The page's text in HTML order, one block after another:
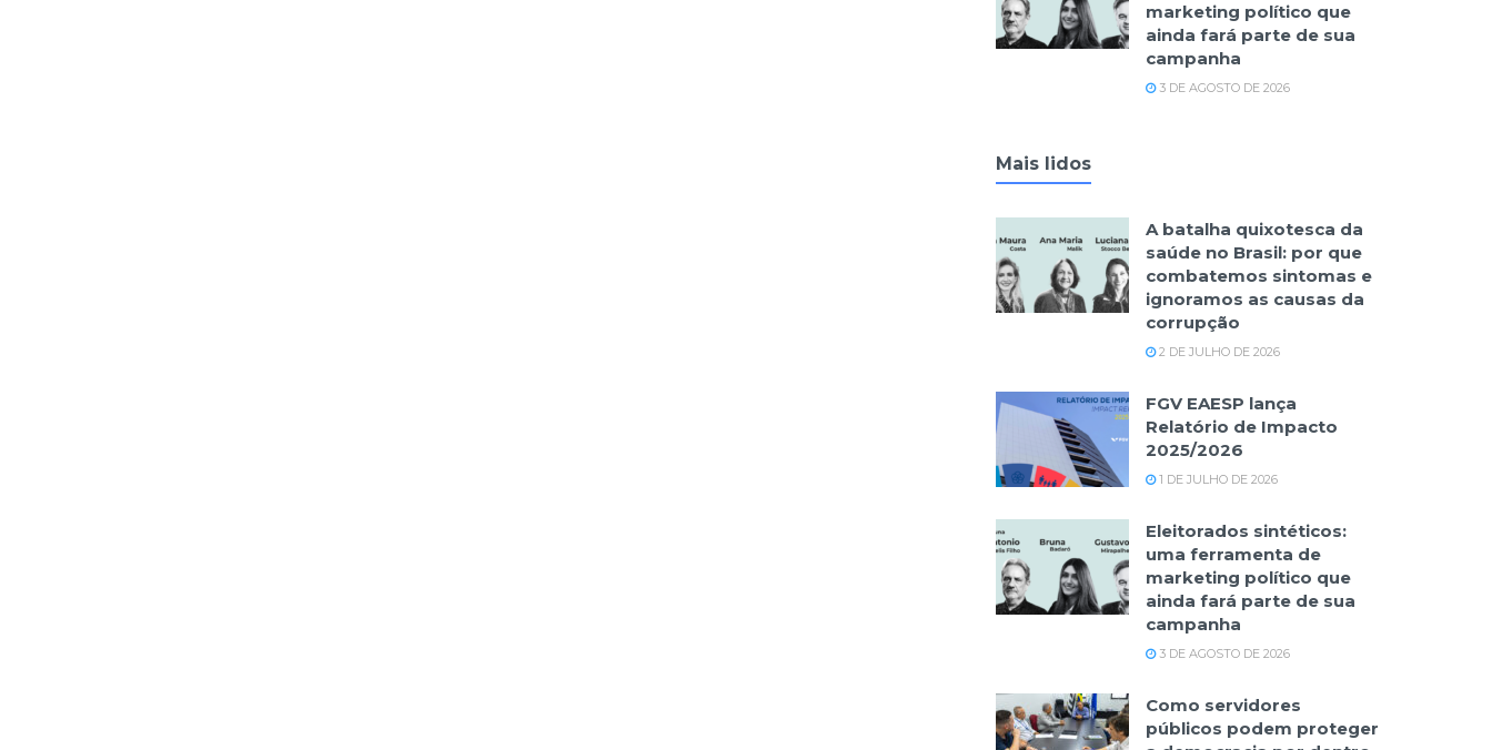
marketing político que
ainda fará parte de sua
campanha
3 DE AGOSTO DE 2026
Mais lidos
A batalha quixotesca da
saúde no Brasil: por que
combatemos sintomas e
ignoramos as causas da
corrupção
2 DE JULHO DE 2026
FGV EAESP lança
Relatório de Impacto
2025/2026
1 DE JULHO DE 2026
Eleitorados sintéticos:
uma ferramenta de
marketing político que
ainda fará parte de sua
campanha
3 DE AGOSTO DE 2026
Como servidores
públicos podem proteger